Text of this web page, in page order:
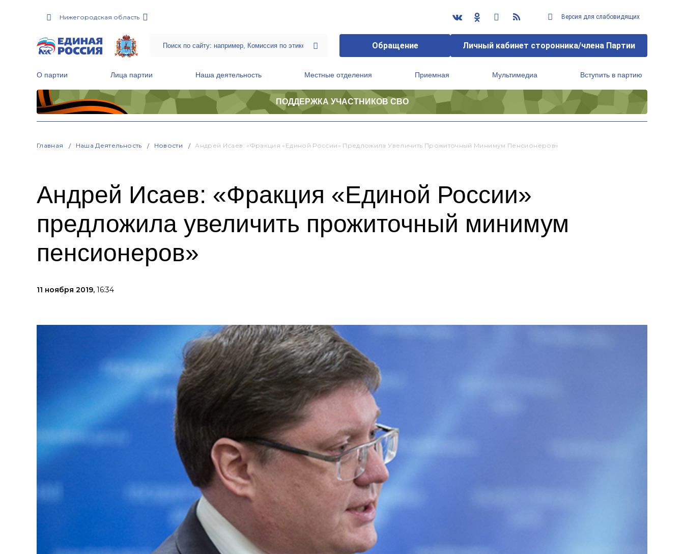
Нижегородская область Версия для слабовидящих
Обращение Личный кабинет сторонника/члена Партии
О партии Лица партии Наша деятельность Местные отделения Приемная Мультимедиа Вступить в партию
ПОДДЕРЖКА УЧАСТНИКОВ СВО
Главная Наша Деятельность Новости Андрей Исаев: «Фракция «Единой России» Предложила Увеличить Прожиточный Минимум Пенсионеров»
Андрей Исаев: «Фракция «Единой России»
предложила увеличить прожиточный минимум
пенсионеров»
11 ноября 2019, 16:34